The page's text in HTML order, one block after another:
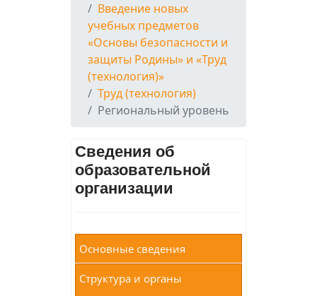
Введение новых
учебных предметов
«Основы безопасности и
защиты Родины» и «Труд
(технология)»
Труд (технология)
Региональный уровень
Сведения об
образовательной
организации
Основные сведения
Структура и органы